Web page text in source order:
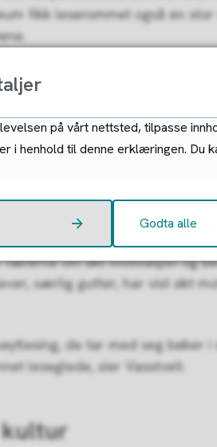
fikk leserommet også en
har økt kraftig – fra
på nesten 50%!
prøver i lesing for 2025 en
om økt motivasjon og
særlig gutter, har vist økt
de tar med seg bøker
leseglede, sier Vasstveit.
kultur
på vårt nettsted, tilpasse
henhold til denne erklæringen. Du
Godta alle